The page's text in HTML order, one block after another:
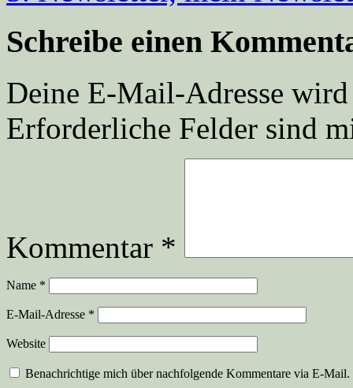
Schreibe einen
Deine E-Mail-Adresse
Erforderliche Felder sind
Kommentar *
Name *
E-Mail-Adresse *
Website
Benachrichtige mich über nachfolgende Kommentare via E-Mail.